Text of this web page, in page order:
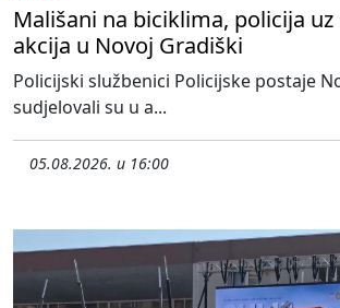
Mališani na biciklima, policija
akcija u Novoj Gradiški
Policijski službenici Policijske postaje
sudjelovali su u a...
05.08.2026. u 16:00